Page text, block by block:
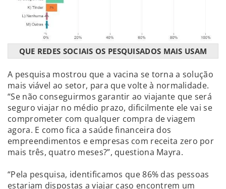
QUE REDES SOCIAIS OS PESQUISADOS MAIS USAM
A pesquisa mostrou que a vacina se torna a solução
mais viável ao setor, para que volte à normalidade.
“Se não conseguirmos garantir ao viajante que será
seguro viajar no médio prazo, dificilmente ele vai se
comprometer com qualquer compra de viagem
agora. E como fica a saúde financeira dos
empreendimentos e empresas com receita zero por
mais três, quatro meses?”, questiona Mayra.
“Pela pesquisa, identificamos que 86% das pessoas
estariam dispostas a viajar caso encontrem um